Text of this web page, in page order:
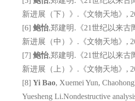
新进展（下）》.《文物天地》,
[6] 鲍怡,郑建明.《21世纪以来古
新进展（中）》.《文物天地》,
[7] 鲍怡,郑建明.《21世纪以来古
新进展（上）》.《文物天地》,
[8] Yi Bao, Xuemei Yun,
Yuesheng Li.Nondestructive